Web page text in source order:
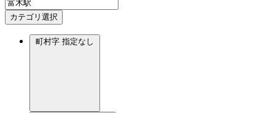
カテゴリ選択
町村字 指定なし